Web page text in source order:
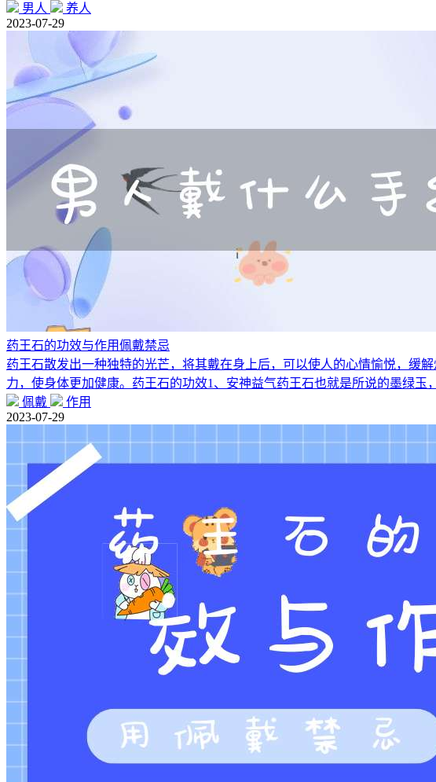
男人
养人
2023-07-29
药王石的功效与作用佩戴禁忌
药王石散发出一种独特的光芒，将其戴在身上后，可以使人的心情愉悦，缓
力，使身体更加健康。药王石的功效1、安神益气药王石也就是所说的墨绿玉
佩戴
作用
2023-07-29